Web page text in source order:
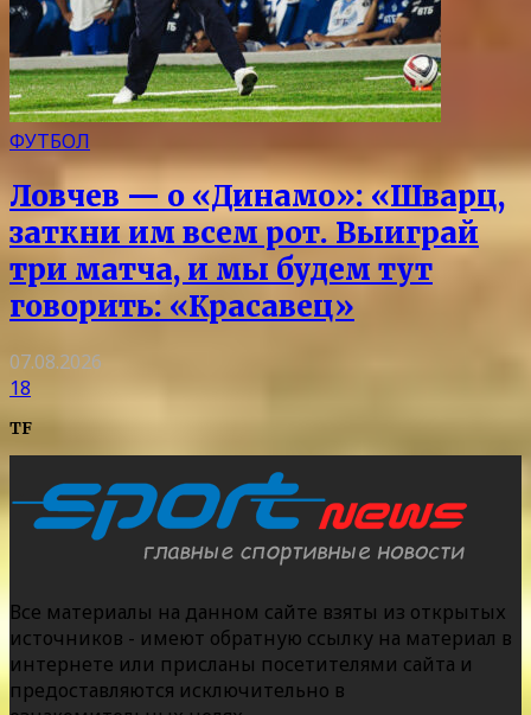
ФУТБОЛ
Ловчев — о «Динамо»: «Шварц,
заткни им всем рот. Выиграй
три матча, и мы будем тут
говорить: «Красавец»
07.08.2026
18
TF
Все материалы на данном сайте взяты из открытых
источников - имеют обратную ссылку на материал в
интернете или присланы посетителями сайта и
предоставляются исключительно в